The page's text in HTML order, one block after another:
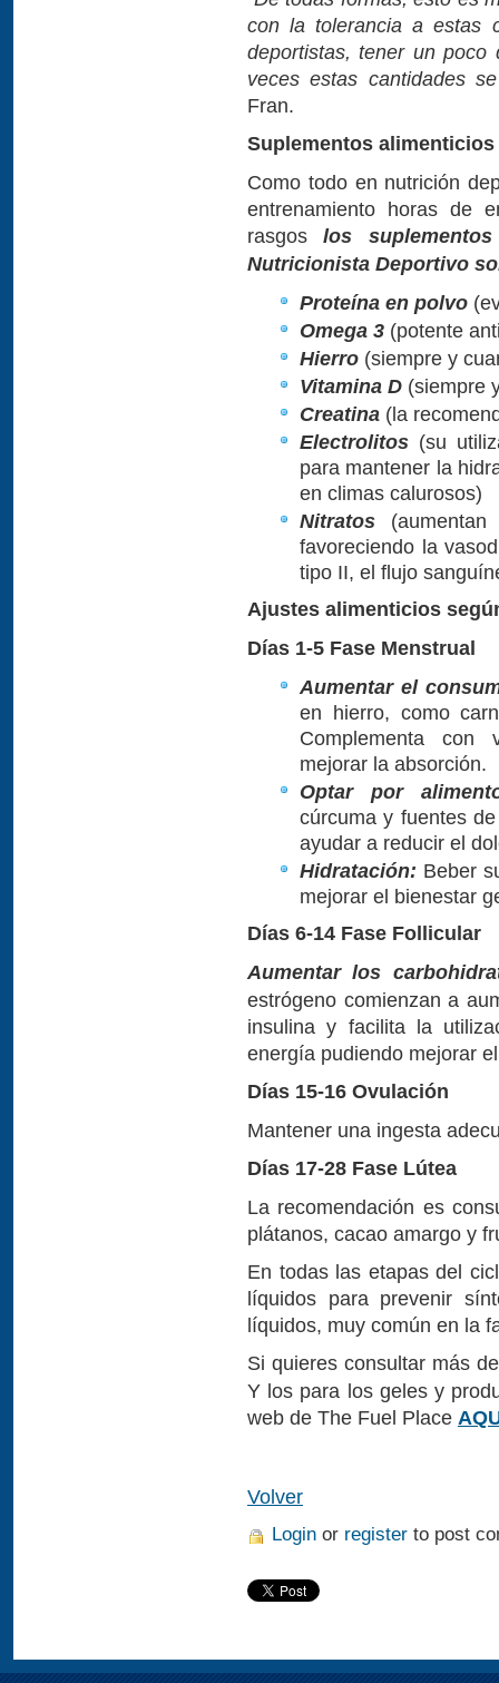
con la tolerancia a estas
deportistas, tener un
veces estas cantidades
Fran.
Suplementos
Como todo en nutrición
entrenamiento horas de
rasgoslos
Nutricionista Deportivo
Proteína en polvo
Omega 3 (potente
Hierro (siempre y
Vitamina D (siempre
Creatina (la
Electrolitos (su
para mantener la
en climas calurosos)
Nitratos
favoreciendo la
tipo II, el flujo
Ajustes alimenticios
Días 1-5 Fase Menstrual
Aumentar el
en hierro, como
Complementa con
mejorar la absorción.
Optar por
cúrcuma y fuentes
ayudar a reducir el
Hidratación: Beber
mejorar el bienestar
Días 6-14 Fase Follicular
Aumentar los
estrógeno comienzan a
insulina y facilita la
energía pudiendo mejorar
Días 15-16 Ovulación
Mantener una ingesta
Días 17-28 Fase Lútea
La recomendación es
plátanos, cacao amargo y
En todas las etapas del
líquidos para prevenir
líquidos, muy común en la
Si quieres consultar más
Y los para los geles y
web de The Fuel Place
Volver
Login or register to post